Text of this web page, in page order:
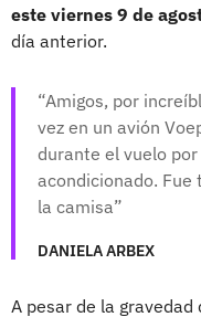
este viernes 9 de
día anterior.
Amigos, por
vez en un avión
durante el vuelo
acondicionado.
la camisa
DANIELA ARBEX
A pesar de la gravedad